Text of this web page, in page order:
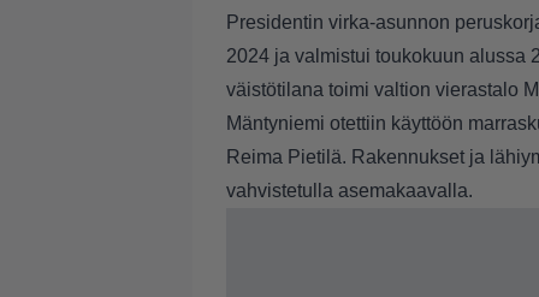
Presidentin virka-asunnon
2024 ja valmistui toukokuun alussa
väistötilana toimi valtion vierastalo
Mäntyniemi otettiin käyttöön
Reima Pietilä. Rakennukset ja
vahvistetulla asemakaavalla.